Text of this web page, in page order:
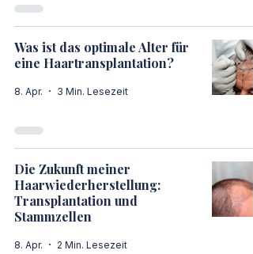
Was ist das optimale Alter für
eine Haartransplantation?
8. Apr. 3 Min. Lesezeit
Die Zukunft meiner
Haarwiederherstellung:
Transplantation und
Stammzellen
8. Apr. 2 Min. Lesezeit